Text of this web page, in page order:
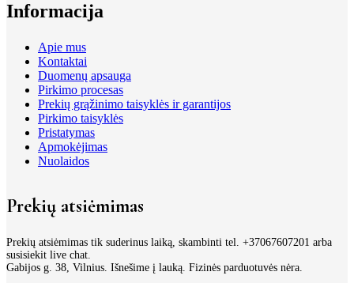
Informacija
Apie mus
Kontaktai
Duomenų apsauga
Pirkimo procesas
Prekių grąžinimo taisyklės ir garantijos
Pirkimo taisyklės
Pristatymas
Apmokėjimas
Nuolaidos
Prekių atsiėmimas
Prekių atsiėmimas tik suderinus laiką, skambinti tel. +37067607201 arba
susisiekit live chat.
Gabijos g. 38, Vilnius. Išnešime į lauką. Fizinės parduotuvės nėra.